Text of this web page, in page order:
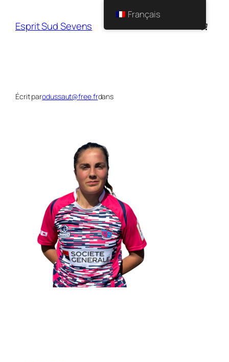
Esprit Sud Sevens
Écrit parodussaut@free.frdans
Français